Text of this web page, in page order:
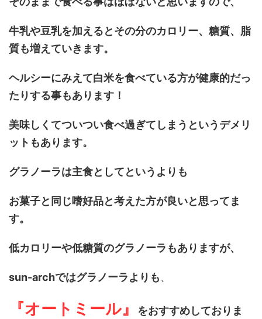
牛乳や豆乳を加えるとその分のカロリー、糖質、脂
質も増えていきます。
ヘルシーにみえて白米を食べている方が健康的だっ
たりする事もあります！
美味しくてついつい食べ過ぎてしまうというデメリ
ットもあります。
グラノーラは主食としてというよりも
お菓子と同じ嗜好品と考えた方が良いと思ってま
す。
低カロリーや低糖質のグラノーラもありますが、
sun-archではグラノーラよりも、
『オートミール』
をおすすめしておりま